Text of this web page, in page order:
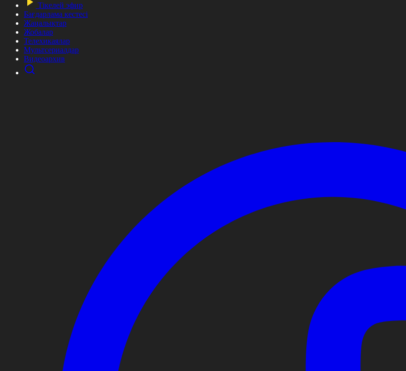
Тікелей эфир
Бағдарлама кестесі
Жаңалықтар
Жобалар
Телехикаялар
Мультсериалдар
Видеоархив